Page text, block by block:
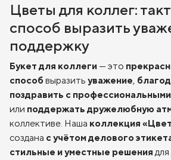
Цветы для коллег:
способ выразить
поддержку
Букет для коллеги — это
способ выразить уважение,
поздравить с
или поддержать дружелюбную
коллективе. Наша коллекция
создана с учётом делового
стильные и уместные решения